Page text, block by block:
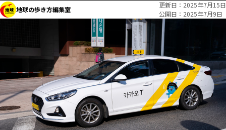
地球の歩き方編集室
更新日
2025年7月15日
公開日
2025年7月9日